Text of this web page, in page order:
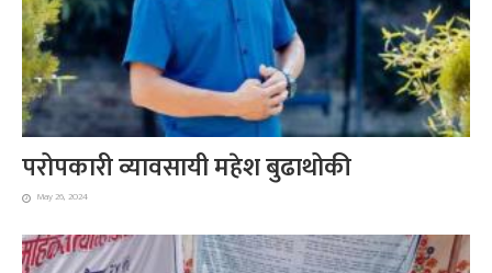
परोपकारी व्यावसायी महेश बुढाथोकी
May 26, 2024